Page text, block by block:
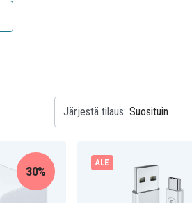
Järjestä tilaus:
30%
ALE